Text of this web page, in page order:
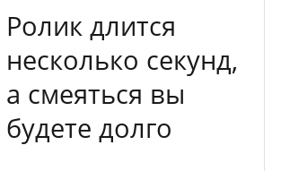
Ролик длится
несколько секунд,
а смеяться вы
будете долго